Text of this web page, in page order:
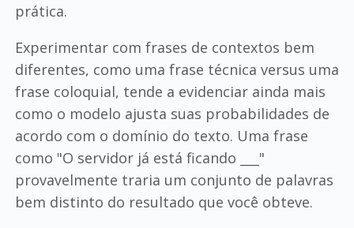
prática.
Experimentar com frases de contextos bem
diferentes, como uma frase técnica versus uma
frase coloquial, tende a evidenciar ainda mais
como o modelo ajusta suas probabilidades de
acordo com o domínio do texto. Uma frase
como "O servidor já está ficando ___"
provavelmente traria um conjunto de palavras
bem distinto do resultado que você obteve.